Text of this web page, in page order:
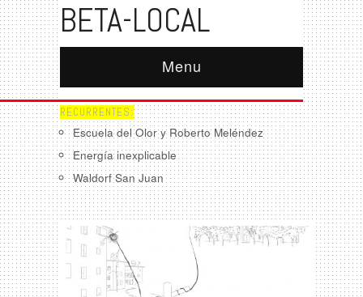
BETA-LOCAL
Menu
RECURRENTES:
Escuela del Olor y Roberto Meléndez
Energía inexplicable
Waldorf San Juan